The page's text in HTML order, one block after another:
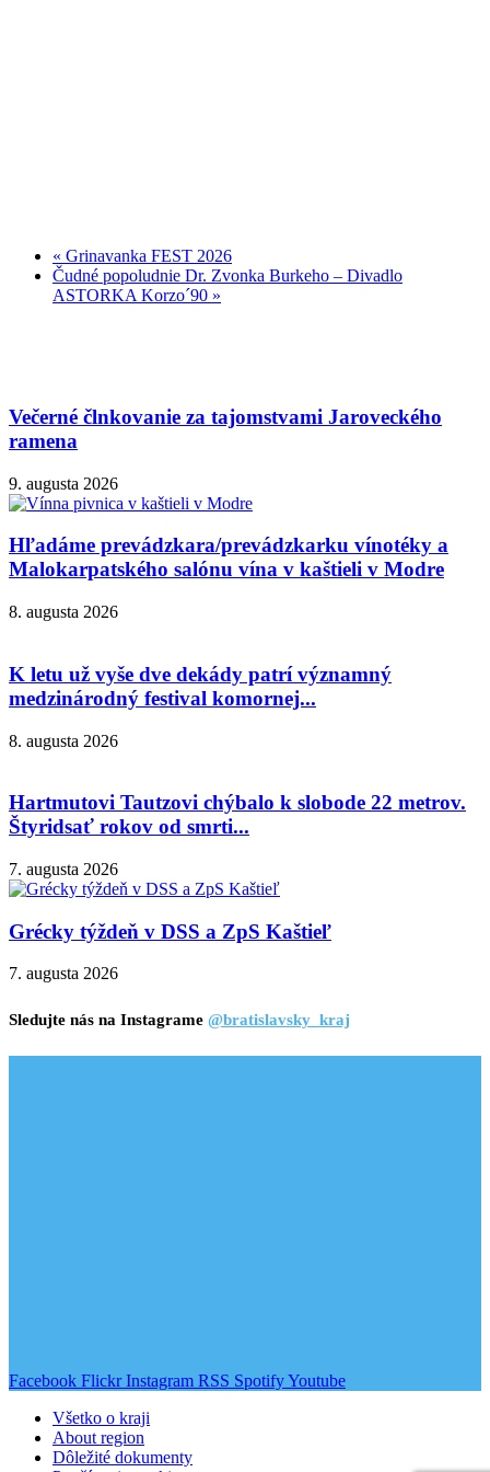
« Grinavanka FEST 2026
Čudné popoludnie Dr. Zvonka Burkeho – Divadlo
ASTORKA Korzo´90 »
Večerné člnkovanie za tajomstvami Jaroveckého
ramena
9. augusta 2026
Hľadáme prevádzkara/prevádzkarku vínotéky a
Malokarpatského salónu vína v kaštieli v Modre
8. augusta 2026
K letu už vyše dve dekády patrí významný
medzinárodný festival komornej...
8. augusta 2026
Hartmutovi Tautzovi chýbalo k slobode 22 metrov.
Štyridsať rokov od smrti...
7. augusta 2026
Grécky týždeň v DSS a ZpS Kaštieľ
7. augusta 2026
Sledujte nás na Instagrame @bratislavsky_kraj
Facebook Flickr Instagram RSS SpotifyYoutube
Všetko o kraji
About region
Dôležité dokumenty